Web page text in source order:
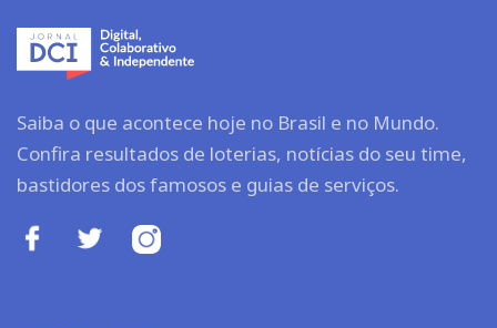
Saiba o que acontece hoje no Brasil e no Mundo.
Confira resultados de loterias, notícias do seu time,
bastidores dos famosos e guias de serviços.